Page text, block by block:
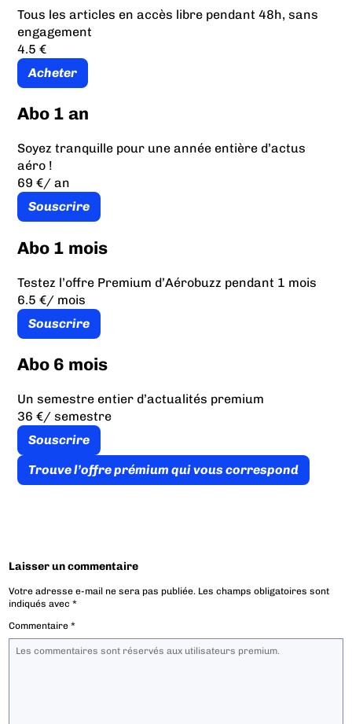
Tous les articles en accès libre pendant 48h, sans
engagement
4.5 €
Acheter
Abo 1 an
Soyez tranquille pour une année entière d’actus
aéro !
69 €/ an
Souscrire
Abo 1 mois
Testez l’offre Premium d’Aérobuzz pendant 1 mois
6.5 €/ mois
Souscrire
Abo 6 mois
Un semestre entier d’actualités premium
36 €/ semestre
Souscrire
Trouve l’offre prémium qui vous correspond
Laisser un commentaire
Votre adresse e-mail ne sera pas publiée. Les champs obligatoires sont
indiqués avec*
Commentaire*